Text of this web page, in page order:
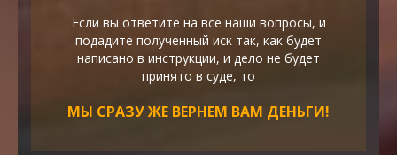
Если вы ответите на все наши вопросы, и
подадите полученный иск так, как будет
написано в инструкции, и дело не будет
принято в суде, то
МЫ СРАЗУ ЖЕ ВЕРНЕМ ВАМ ДЕНЬГИ!